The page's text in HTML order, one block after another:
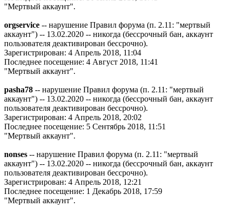
"Мертвый аккаунт".
orgservice -- нарушение Правил форума (п. 2.11: "мертвый
аккаунт") -- 13.02.2020 -- никогда (бессрочный бан, аккаунт
пользователя деактивирован бессрочно).
Зарегистрирован: 4 Апрель 2018, 11:04
Последнее посещение: 4 Август 2018, 11:41
"Мертвый аккаунт".
pasha78 -- нарушение Правил форума (п. 2.11: "мертвый
аккаунт") -- 13.02.2020 -- никогда (бессрочный бан, аккаунт
пользователя деактивирован бессрочно).
Зарегистрирован: 4 Апрель 2018, 20:02
Последнее посещение: 5 Сентябрь 2018, 11:51
"Мертвый аккаунт".
nonses -- нарушение Правил форума (п. 2.11: "мертвый
аккаунт") -- 13.02.2020 -- никогда (бессрочный бан, аккаунт
пользователя деактивирован бессрочно).
Зарегистрирован: 4 Апрель 2018, 12:21
Последнее посещение: 1 Декабрь 2018, 17:59
"Мертвый аккаунт".